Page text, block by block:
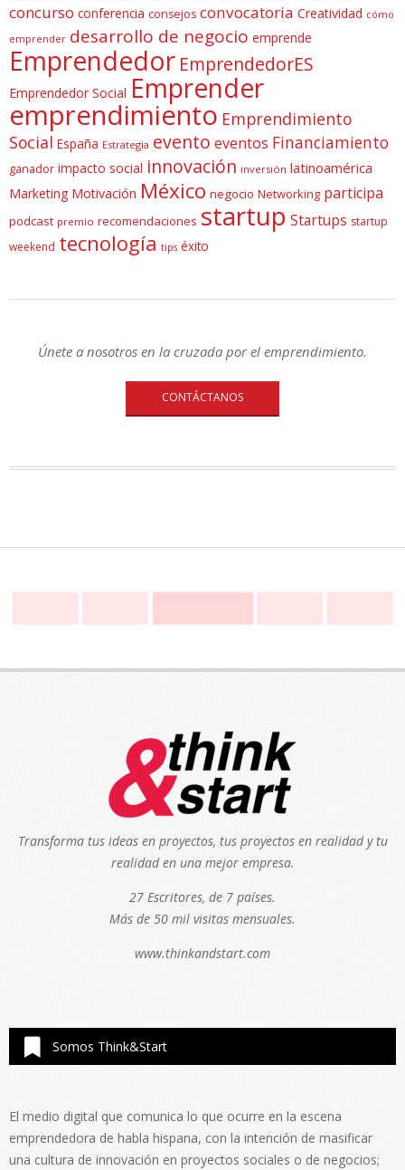
concurso conferencia consejos convocatoria Creatividad cómo
emprender desarrollo de negocio emprende
Emprendedor EmprendedorES
Emprendedor Social Emprender
emprendimiento Emprendimiento
Social España Estrategia evento eventos Financiamiento
ganador impacto social innovación inversión latinoamérica
Marketing Motivación México negocio Networking participa
podcast premio recomendaciones startup Startups startup
weekend tecnología tips éxito
Únete a nosotros en la cruzada por el emprendimiento.
CONTÁCTANOS
Transforma tus ideas en proyectos, tus proyectos en realidad y tu
realidad en una mejor empresa.
27 Escritores, de 7 países.
Más de 50 mil visitas mensuales.
www.thinkandstart.com
Somos Think&Start
El medio digital que comunica lo que ocurre en la escena
emprendedora de habla hispana, con la intención de masificar
una cultura de innovación en proyectos sociales o de negocios;